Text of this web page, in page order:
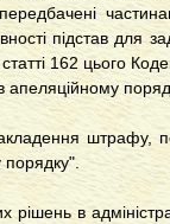
підстав для
162 цього
штрафу,
порядку".
в